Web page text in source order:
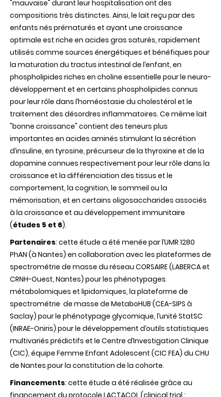
"mauvaise" durant leur hospitalisation ont des
compositions très distinctes. Ainsi, le lait reçu par des
enfants nés prématurés et ayant une croissance
optimale est riche en acides gras saturés, rapidement
utilisés comme sources énergétiques et bénéfiques pour
la maturation du tractus intestinal de l’enfant, en
phospholipides riches en choline essentielle pour le neuro-
développement et en certains phospholipides connus
pour leur rôle dans l’homéostasie du cholestérol et le
traitement des désordres inflammatoires. Ce même lait
"bonne croissance" contient des teneurs plus
importantes en acides aminés stimulant la sécrétion
d’insuline, en tyrosine, précurseur de la thyroxine et de la
dopamine connues respectivement pour leur rôle dans la
croissance et la différenciation des tissus et le
comportement, la cognition, le sommeil ou la
mémorisation, et en certains oligosaccharides associés
à la croissance et au développement immunitaire
(études 5 et 6).
Partenaires: cette étude a été menée par l’UMR 1280
PhAN (à Nantes) en collaboration avec les plateformes de
spectrométrie de masse du réseau CORSAIRE (LABERCA et
CRNH-Ouest, Nantes) pour les phénotypages
métabolomiques et lipidomiques, la plateforme de
spectrométrie de masse de MetaboHUB (CEA-SIPS à
Saclay) pour le phénotypage glycomique, l’unité StatSC
(INRAE-Oniris) pour le développement d’outils statistiques
multivariés prédictifs et le Centre d’Investigation Clinique
(CIC), équipe Femme Enfant Adolescent (CIC FEA) du CHU
de Nantes pour la constitution de la cohorte.
Financements: cette étude a été réalisée grâce au